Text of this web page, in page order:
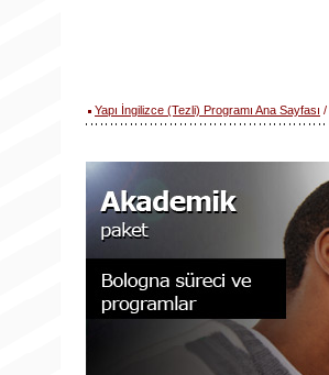
Yapı İngilizce (Tezli) Programı Ana Sayfası /